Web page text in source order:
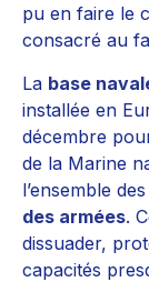
pu en faire le
consacré au
La base
installée en
décembre
de la Marine
l’ensemble
des armées.
dissuader,
capacités